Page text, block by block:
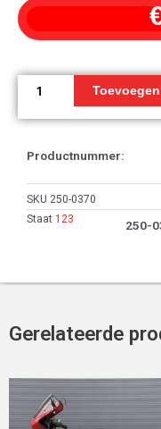
Oliepomp
aantal
Productnummer:
SKU 250-0370
Staat 123 250-
Gerelateerde